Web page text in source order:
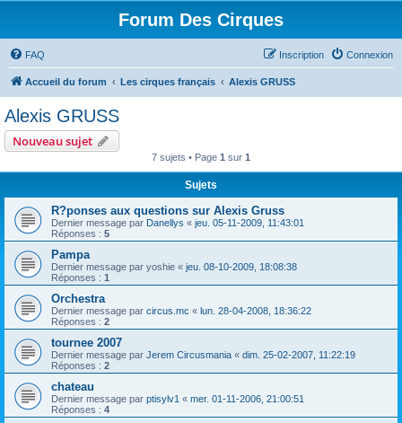
Forum Des Cirques
FAQ Connexion
Inscription
Accueil du forum Les cirques français Alexis GRUSS
Alexis GRUSS
Nouveau sujet
7 sujets • Page 1 sur 1
Sujets
R?ponses aux questions sur Alexis Gruss
Dernier message par Danellys « jeu. 05-11-2009, 11:43:01
Réponses : 5
Pampa
Dernier message par yoshie « jeu. 08-10-2009, 18:08:38
Réponses : 1
Orchestra
Dernier message par circus.mc « lun. 28-04-2008, 18:36:22
Réponses : 2
tournee 2007
Dernier message par Jerem Circusmania « dim. 25-02-2007, 11:22:19
Réponses : 2
chateau
Dernier message par ptisylv1 « mer. 01-11-2006, 21:00:51
Réponses : 4